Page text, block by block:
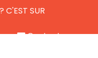
C'EST SUR
Contactez-nous